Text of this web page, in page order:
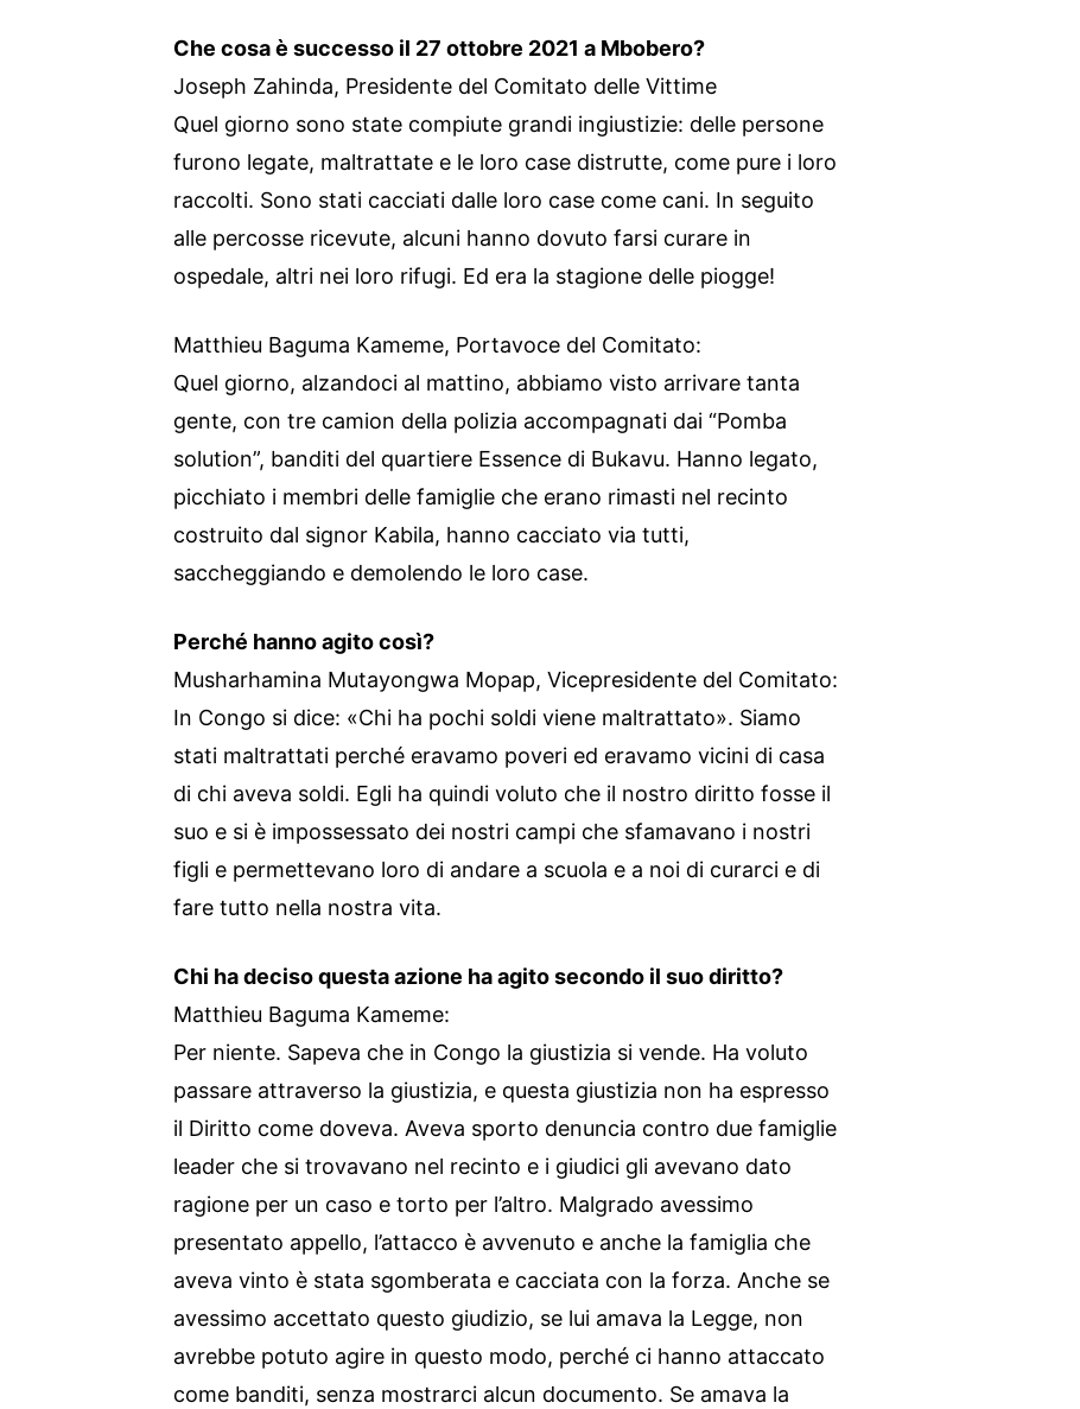
Che cosa è successo il 27 ottobre 2021 a Mbobero?
Joseph Zahinda, Presidente del Comitato delle Vittime
Quel giorno sono state compiute grandi ingiustizie: delle persone
furono legate, maltrattate e le loro case distrutte, come pure i loro
raccolti. Sono stati cacciati dalle loro case come cani. In seguito
alle percosse ricevute, alcuni hanno dovuto farsi curare in
ospedale, altri nei loro rifugi. Ed era la stagione delle piogge!
Matthieu Baguma Kameme, Portavoce del Comitato:
Quel giorno, alzandoci al mattino, abbiamo visto arrivare tanta
gente, con tre camion della polizia accompagnati dai “Pomba
solution”, banditi del quartiere Essence di Bukavu. Hanno legato,
picchiato i membri delle famiglie che erano rimasti nel recinto
costruito dal signor Kabila, hanno cacciato via tutti,
saccheggiando e demolendo le loro case.
Perché hanno agito così?
Musharhamina Mutayongwa Mopap, Vicepresidente del Comitato:
In Congo si dice: «Chi ha pochi soldi viene maltrattato». Siamo
stati maltrattati perché eravamo poveri ed eravamo vicini di casa
di chi aveva soldi. Egli ha quindi voluto che il nostro diritto fosse il
suo e si è impossessato dei nostri campi che sfamavano i nostri
figli e permettevano loro di andare a scuola e a noi di curarci e di
fare tutto nella nostra vita.
Chi ha deciso questa azione ha agito secondo il suo diritto?
Matthieu Baguma Kameme:
Per niente. Sapeva che in Congo la giustizia si vende. Ha voluto
passare attraverso la giustizia, e questa giustizia non ha espresso
il Diritto come doveva. Aveva sporto denuncia contro due famiglie
leader che si trovavano nel recinto e i giudici gli avevano dato
ragione per un caso e torto per l’altro. Malgrado avessimo
presentato appello, l’attacco è avvenuto e anche la famiglia che
aveva vinto è stata sgomberata e cacciata con la forza. Anche se
avessimo accettato questo giudizio, se lui amava la Legge, non
avrebbe potuto agire in questo modo, perché ci hanno attaccato
come banditi, senza mostrarci alcun documento. Se amava la